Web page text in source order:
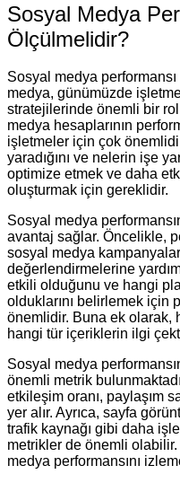
Sosyal Medya
Ölçülmelidir?
Sosyal medya
medya, günümüzde
stratejilerinde önemli bir rol
medya hesaplarının
işletmeler için çok
yaradığını ve nelerin işe
optimize etmek ve daha
oluşturmak için gereklidir.
Sosyal medya
avantaj sağlar. Öncelikle,
sosyal medya
değerlendirmelerine
etkili olduğunu ve hangi
olduklarını belirlemek için
önemlidir. Buna ek olarak,
hangi tür içeriklerin ilgi
Sosyal medya
önemli metrik
etkileşim oranı, paylaşım
yer alır. Ayrıca, sayfa
trafik kaynağı gibi daha
metrikler de önemli
medya performansını